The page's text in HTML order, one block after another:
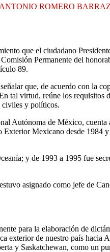
ROMERO
que el ciudadano
Permanente del
89.
que, de acuerdo con la
tal virtud, reúne los requisitos
civiles y políticos.
Autónoma de México, cuenta
Mexicano desde 1984
y de 1993 a 1995 fue
asignado como jefe de
para la elaboración de
exterior de nuestro país hacia
y Saskatchewan, como un